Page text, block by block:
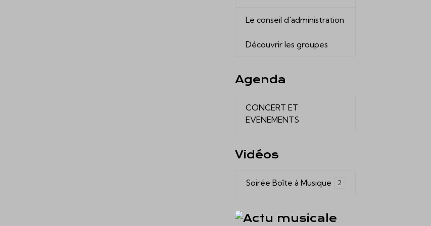
Le conseil d'administration
Découvrir les groupes
Agenda
CONCERT ET
EVENEMENTS
Vidéos
Soirée Boîte à Musique 2